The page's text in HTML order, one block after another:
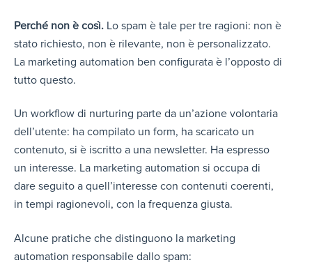
Perché non è così. Lo spam è tale per tre ragioni: non è
stato richiesto, non è rilevante, non è personalizzato.
La marketing automation ben configurata è l’opposto di
tutto questo.
Un workflow di nurturing parte da un’azione volontaria
dell’utente: ha compilato un form, ha scaricato un
contenuto, si è iscritto a una newsletter. Ha espresso
un interesse. La marketing automation si occupa di
dare seguito a quell’interesse con contenuti coerenti,
in tempi ragionevoli, con la frequenza giusta.
Alcune pratiche che distinguono la marketing
automation responsabile dallo spam: